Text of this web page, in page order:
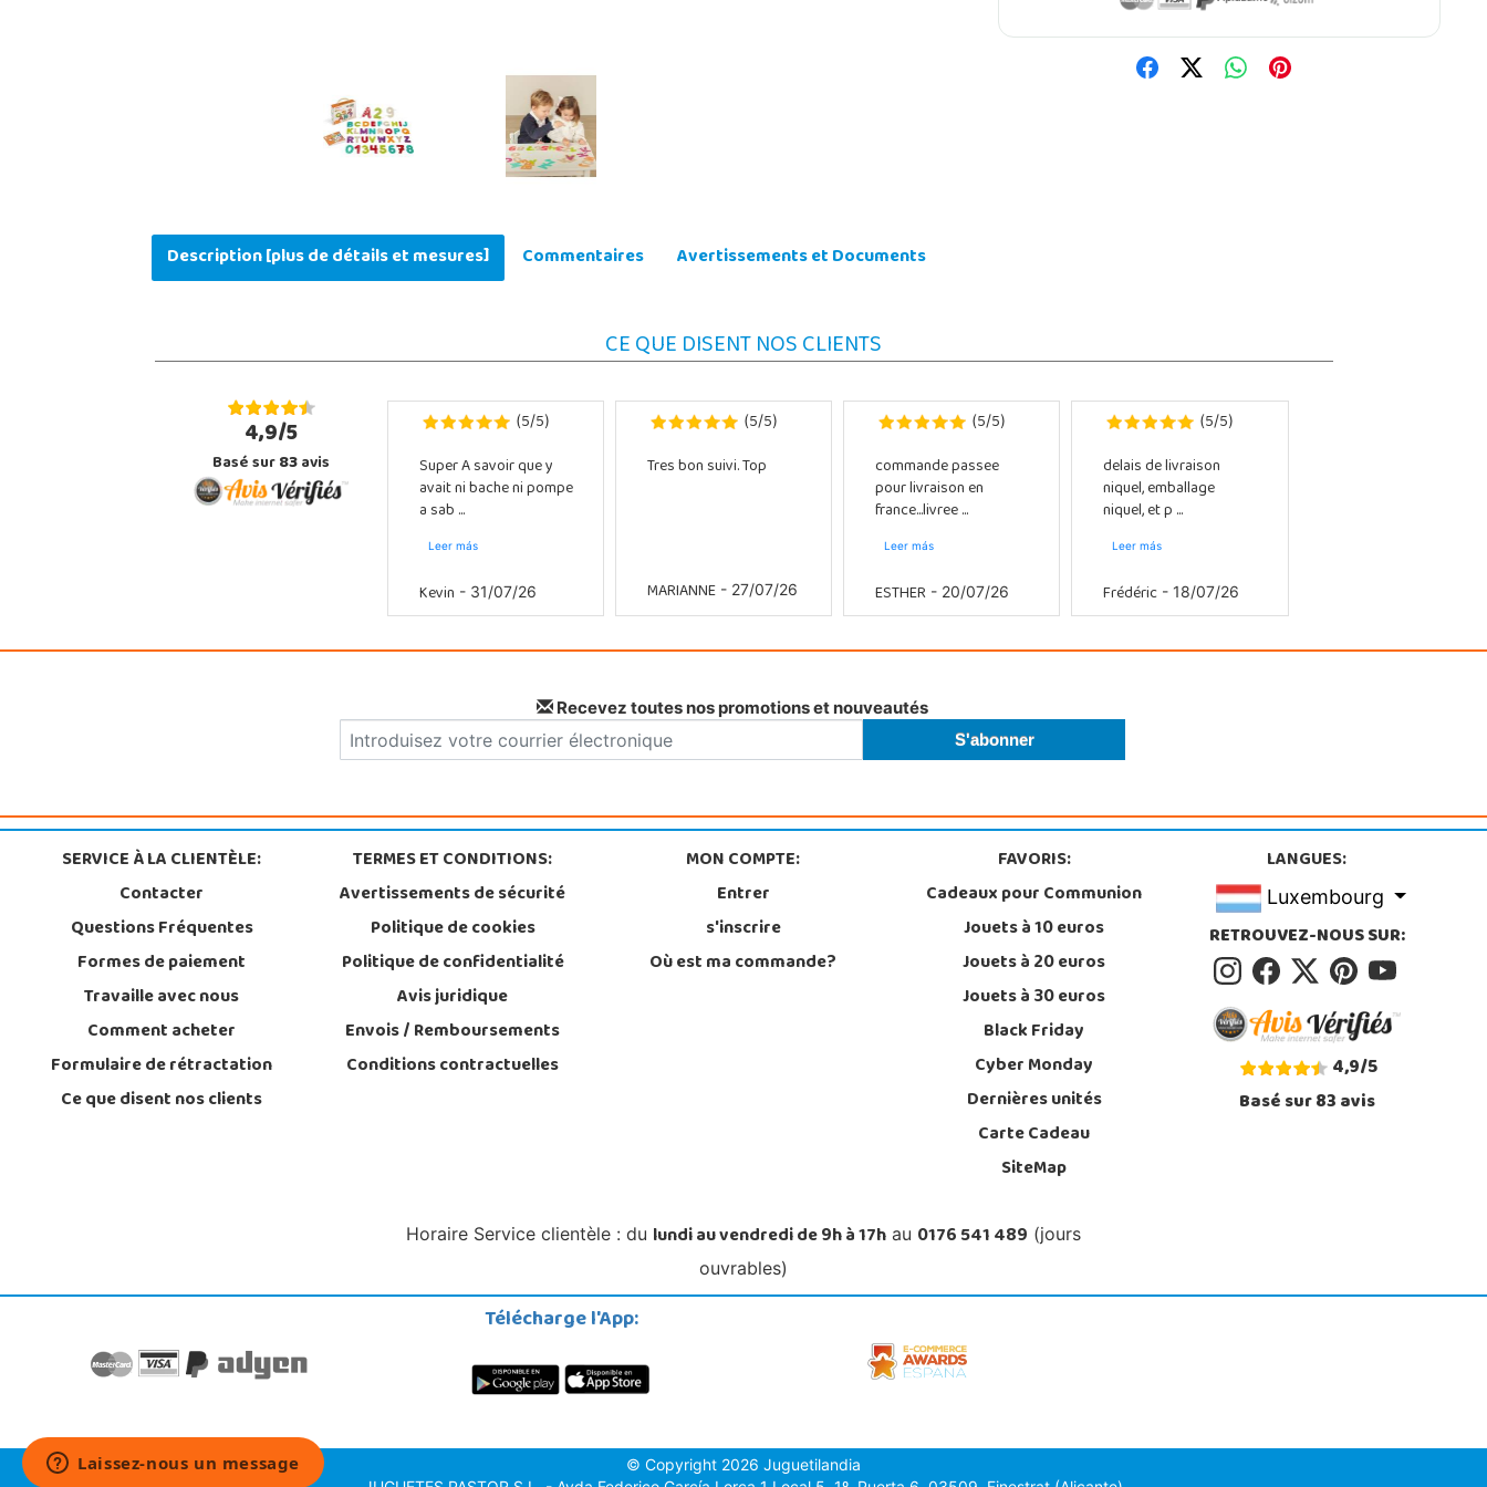
Description [plus de détails et mesures] Commentaires Avertissements et Documents
CE QUE DISENT NOS CLIENTS
4,9/5
Basé sur83avis
(5/5)
Super A savoir que y
avait ni bache ni pompe
a sab ...
Leer más
Kevin - 31/07/26
(5/5)
Tres bon suivi. Top
MARIANNE- 27/07/26
(5/5)
commande passee
pour livraison en
france...livree ...
Leer más
ESTHER- 20/07/26
(5/5)
delais de livraison
niquel, emballage
niquel, et p ...
Leer más
Frédéric- 18/07/26
Recevez toutes nos promotions et nouveautés
SERVICE À LA CLIENTÈLE:
Contacter
Questions Fréquentes
Formes de paiement
Travaille avec nous
Comment acheter
Formulaire de rétractation
Ce que disent nos clients
TERMES ET CONDITIONS:
Avertissements de sécurité
Politique de cookies
Politique de confidentialité
Avis juridique
Envois / Remboursements
Conditions contractuelles
MON COMPTE:
Entrer
s'inscrire
Où est ma commande?
FAVORIS:
Cadeaux pour Communion
Jouets à 10 euros
Jouets à 20 euros
Jouets à 30 euros
Black Friday
Cyber Monday
Dernières unités
Carte Cadeau
SiteMap
LANGUES:
Luxembourg
RETROUVEZ-NOUS SUR:
4,9/5
Basé sur83avis
Horaire Service clientèle : du lundi au vendredi de 9h à 17h au 0176 541 489 (jours
ouvrables)
Télécharge l'App:
© Copyright 2026 Juguetilandia